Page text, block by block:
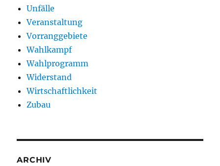
Unfälle
Veranstaltung
Vorranggebiete
Wahlkampf
Wahlprogramm
Widerstand
Wirtschaftlichkeit
Zubau
ARCHIV